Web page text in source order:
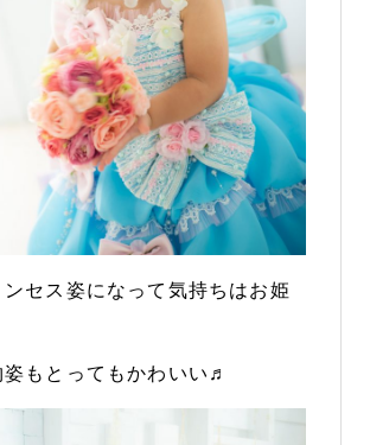
セス姿になって気持ちはお姫
もとってもかわいい♬